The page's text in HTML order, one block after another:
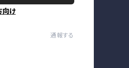
向け
通報する